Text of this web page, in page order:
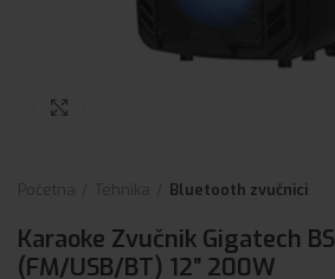
Bluetooth zvučnici
Karaoke Zvučnik Gigatech
(FM/USB/BT) 12” 200W